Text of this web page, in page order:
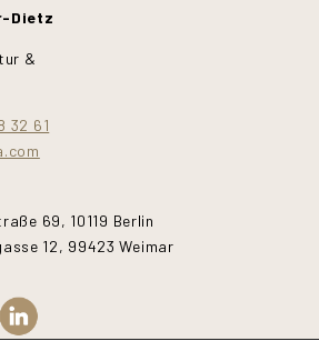
Dietz
&
32 61
69, 10119 Berlin
12, 99423 Weimar